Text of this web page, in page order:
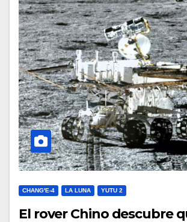
CHANG'E-4 LA LUNA YUTU 2
El rover Chino descubre